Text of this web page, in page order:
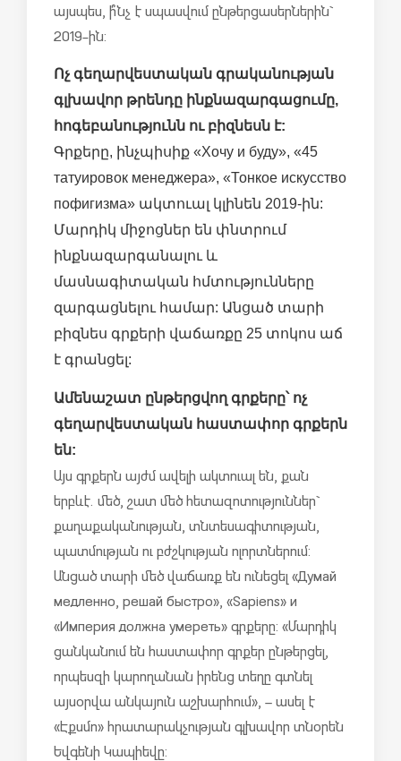
այսպես, ի՞նչ է սպասվում ընթերցասերներին`
2019-ին:
Ոչ գեղարվեստական գրականության
գլխավոր թրենդը ինքնազարգացումը,
հոգեբանությունն ու բիզնեսն է:
Գրքերը, ինչպիսիք «Хочу и буду», «45
татуировок менеджера», «Тонкое искусство
пофигизма» ակտուալ կլինեն 2019-ին:
Մարդիկ միջոցներ են փնտրում
ինքնազարգանալու և
մասնագիտական հմտությունները
զարգացնելու համար: Անցած տարի
բիզնես գրքերի վաճառքը 25 տոկոս աճ
է գրանցել:
Ամենաշատ ընթերցվող գրքերը՝ ոչ
գեղարվեստական հաստափոր գրքերն
են:
Այս գրքերն այժմ ավելի ակտուալ են, քան
երբևէ. մեծ, շատ մեծ հետազոտություններ`
քաղաքականության, տնտեսագիտության,
պատմության ու բժշկության ոլորտներում:
Անցած տարի մեծ վաճառք են ունեցել «Думай
медленно, решай быстро», «Sapiens» и
«Империя должна умереть» գրքերը: «Մարդիկ
ցանկանում են հաստափոր գրքեր ընթերցել,
որպեսզի կարողանան իրենց տեղը գտնել
այսօրվա անկայուն աշխարհում», – ասել է
«Էքսմո» հրատարակչության գլխավոր տնօրեն
Եվգենի Կապիեվը: